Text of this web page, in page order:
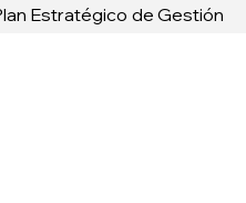
Estratégico de Gestión